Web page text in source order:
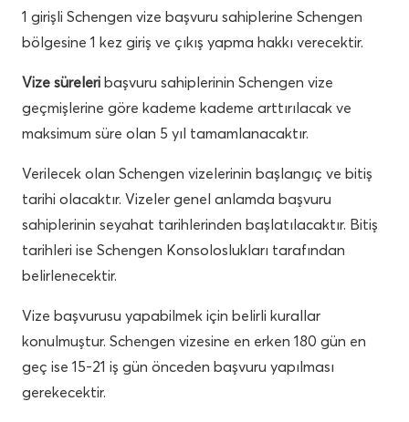
1 girişli Schengen vize başvuru sahiplerine Schengen
bölgesine 1 kez giriş ve çıkış yapma hakkı verecektir.
Vize süreleri başvuru sahiplerinin Schengen vize
geçmişlerine göre kademe kademe arttırılacak ve
maksimum süre olan 5 yıl tamamlanacaktır.
Verilecek olan Schengen vizelerinin başlangıç ve bitiş
tarihi olacaktır. Vizeler genel anlamda başvuru
sahiplerinin seyahat tarihlerinden başlatılacaktır. Bitiş
tarihleri ise Schengen Konsoloslukları tarafından
belirlenecektir.
Vize başvurusu yapabilmek için belirli kurallar
konulmuştur. Schengen vizesine en erken 180 gün en
geç ise 15-21 iş gün önceden başvuru yapılması
gerekecektir.